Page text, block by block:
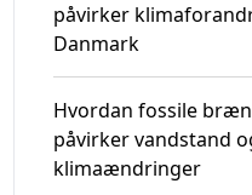
påvirker
Danmark
Hvordan fossile
påvirker vandstand
klimaændringer